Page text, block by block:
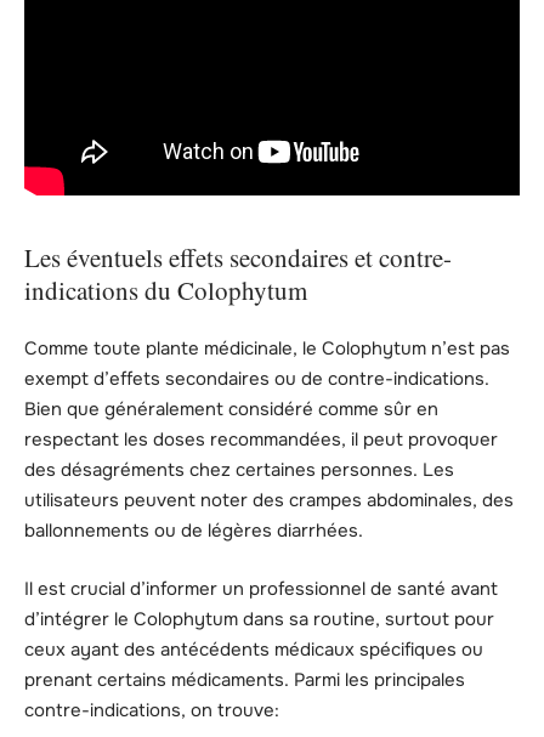
Les éventuels effets secondaires et contre-
indications du Colophytum
Comme toute plante médicinale, le Colophytum n’est pas
exempt d’effets secondaires ou de contre-indications.
Bien que généralement considéré comme sûr en
respectant les doses recommandées, il peut provoquer
des désagréments chez certaines personnes. Les
utilisateurs peuvent noter des crampes abdominales, des
ballonnements ou de légères diarrhées.
Il est crucial d’informer un professionnel de santé avant
d’intégrer le Colophytum dans sa routine, surtout pour
ceux ayant des antécédents médicaux spécifiques ou
prenant certains médicaments. Parmi les principales
contre-indications, on trouve: